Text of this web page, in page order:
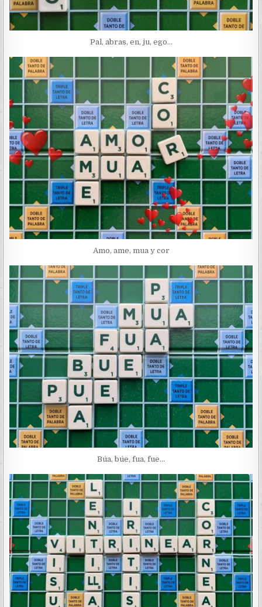
Pal, abras, en, ju, ego…
Amo, ame, mua y cor
Búa, búe, fua, fue…